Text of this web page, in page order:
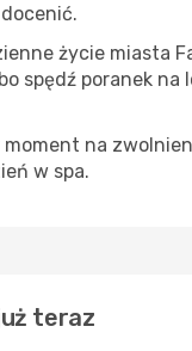
życie miasta
spędź poranek
na
w spa.
teraz